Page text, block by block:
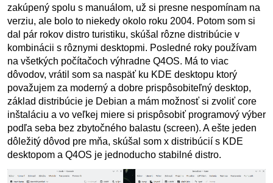
zakúpený spolu s manuálom, už si presne nespomínam na
verziu, ale bolo to niekedy okolo roku 2004. Potom som si
dal pár rokov distro turistiku, skúšal rôzne distribúcie v
kombinácii s rôznymi desktopmi. Posledné roky používam
na všetkých počítačoch výhradne Q4OS. Má to viac
dôvodov, vrátil som sa naspäť ku KDE desktopu ktorý
považujem za moderný a dobre prispôsobiteľný desktop,
základ distribúcie je Debian a mám možnosť si zvoliť core
inštaláciu a vo veľkej miere si prispôsobiť programový výber
podľa seba bez zbytočného balastu (screen). A ešte jeden
dôležitý dôvod pre mňa, skúšal som x distribúcií s KDE
desktopom a Q4OS je jednoducho stabilné distro.